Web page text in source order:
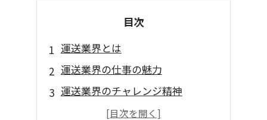
目次
運送業界とは
運送業界の仕事の魅力
運送業界のチャレンジ精神
運送業界で働きがいを感じる理由